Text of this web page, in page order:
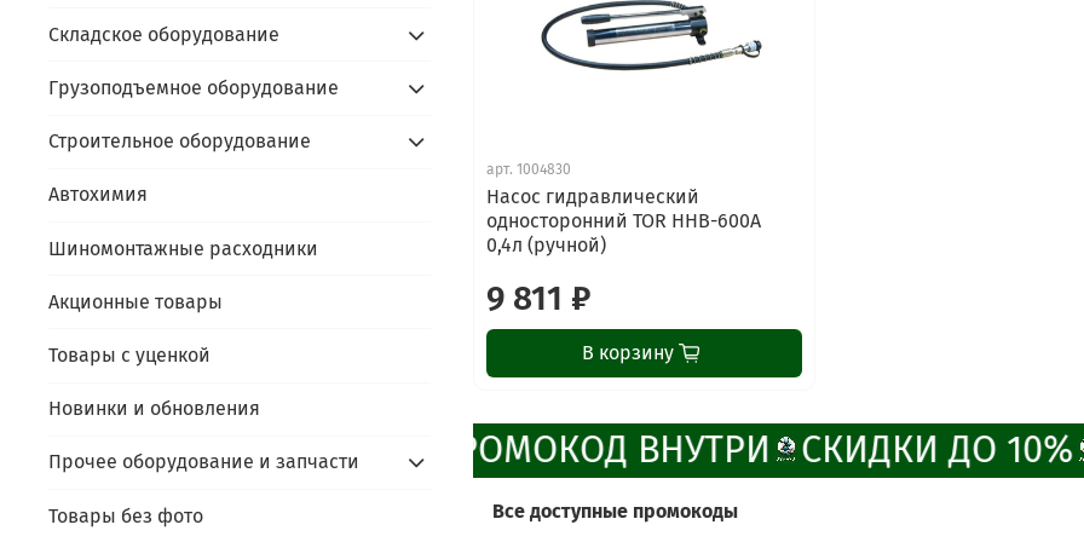
арт.1004830
Насос гидравлический
односторонний TOR HHB-600A
0,4л (ручной)
9 811 ₽
В корзину
ПРОМОКОД ВНУТРИ СКИДКИ ДО 10%
Все доступные промокоды
Складское оборудование
Грузоподъемное оборудование
Строительное оборудование
Автохимия
Шиномонтажные расходники
Акционные товары
Товары с уценкой
Новинки и обновления
Прочее оборудование и запчасти
Товары без фото